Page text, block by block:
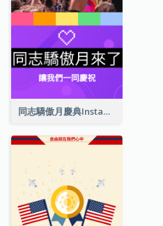
同志驕傲月慶典Instagram限時動態